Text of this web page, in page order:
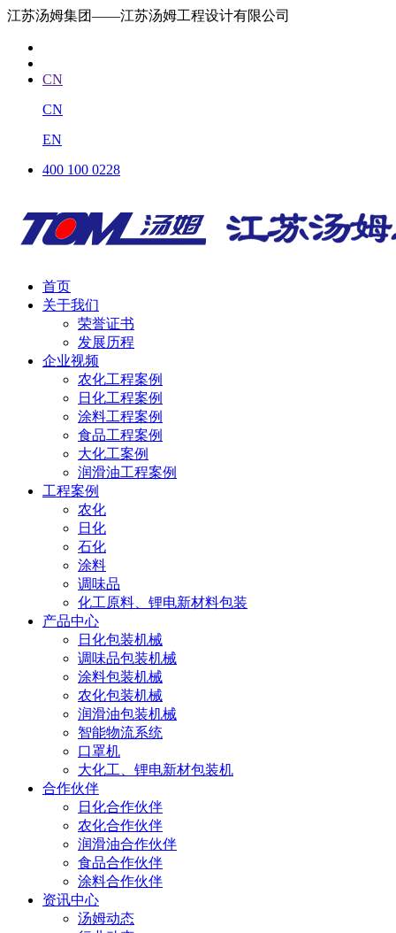
江苏汤姆集团——江苏汤姆工程设计有限公司
CN
CN
EN
400 100 0228
首页
关于我们
荣誉证书
发展历程
企业视频
农化工程案例
日化工程案例
涂料工程案例
食品工程案例
大化工案例
润滑油工程案例
工程案例
农化
日化
石化
涂料
调味品
化工原料、锂电新材料包装
产品中心
日化包装机械
调味品包装机械
涂料包装机械
农化包装机械
润滑油包装机械
智能物流系统
口罩机
大化工、锂电新材包装机
合作伙伴
日化合作伙伴
农化合作伙伴
润滑油合作伙伴
食品合作伙伴
涂料合作伙伴
资讯中心
汤姆动态